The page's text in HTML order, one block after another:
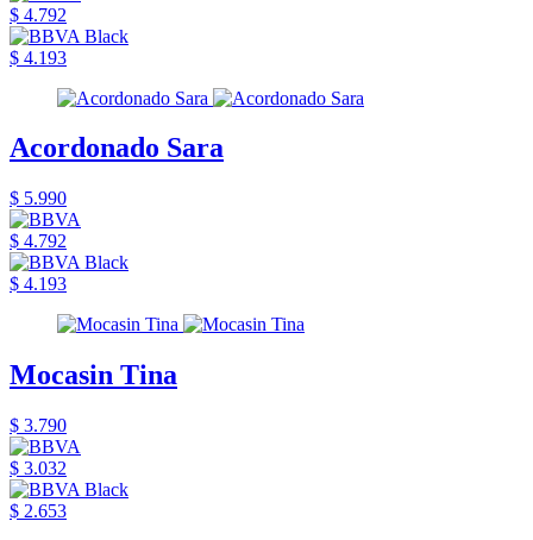
$ 4.792
$ 4.193
Acordonado Sara
$ 5.990
$ 4.792
$ 4.193
Mocasin Tina
$ 3.790
$ 3.032
$ 2.653